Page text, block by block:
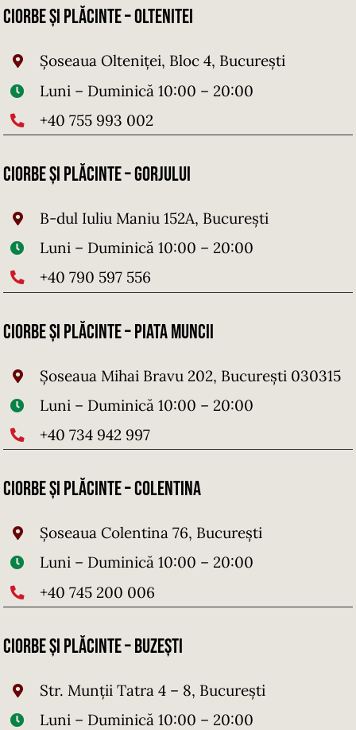
Ciorbe și Plăcinte – Oltenitei
Șoseaua Olteniței, Bloc 4, București
Luni – Duminică 10:00 – 20:00
+40 755 993 002
Ciorbe și Plăcinte – Gorjului
B-dul Iuliu Maniu 152A, București
Luni – Duminică 10:00 – 20:00
+40 790 597 556
Ciorbe și Plăcinte – PIATA MUNCII
Șoseaua Mihai Bravu 202, București 030315
Luni – Duminică 10:00 – 20:00
+40 734 942 997
Ciorbe și Plăcinte – Colentina
Șoseaua Colentina 76, București
Luni – Duminică 10:00 – 20:00
+40 745 200 006
Ciorbe și Plăcinte – Buzești
Str. Munții Tatra 4 – 8, București
Luni – Duminică 10:00 – 20:00